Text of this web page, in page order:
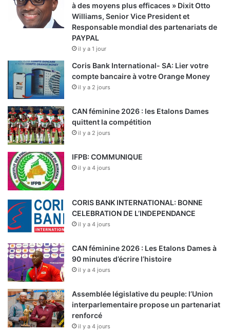
à des moyens plus efficaces » Dixit Otto
Williams, Senior Vice President et
Responsable mondial des partenariats de
PAYPAL
il y a 1 jour
Coris Bank International- SA: Lier votre
compte bancaire à votre Orange Money
il y a 2 jours
CAN féminine 2026 : les Etalons Dames
quittent la compétition
il y a 2 jours
IFPB: COMMUNIQUE
il y a 4 jours
CORIS BANK INTERNATIONAL: BONNE
CELEBRATION DE L’INDEPENDANCE
il y a 4 jours
CAN féminine 2026 : Les Etalons Dames à
90 minutes d’écrire l’histoire
il y a 4 jours
Assemblée législative du peuple: l’Union
interparlementaire propose un partenariat
renforcé
il y a 4 jours